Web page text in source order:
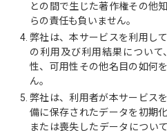
との間で生じた著作権その他
らの責任も負いません。
弊社は、本サービスを利用し
の利用及び利用結果につい
性、可用性その他名目の如何
ん。
弊社は、利用者が本サービス
備に保存されたデータを初期
または喪失したデータについ